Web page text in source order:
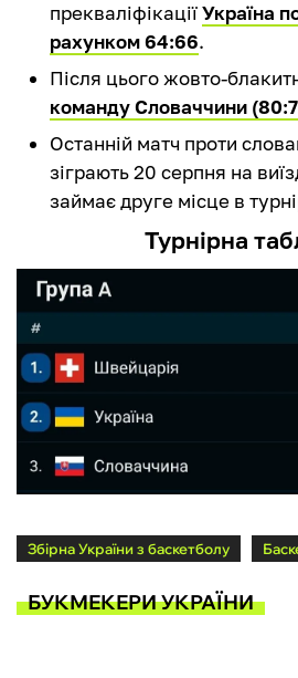
прекваліфікаціїУкраїна
рахунком 64:66.
Після цього жовто-
команду Словаччини
Останній матч проти
зіграють 20 серпня на
займає друге місце в
Турнірна
Збірна України з баскетболу
БУКМЕКЕРИ УКРАЇНИ